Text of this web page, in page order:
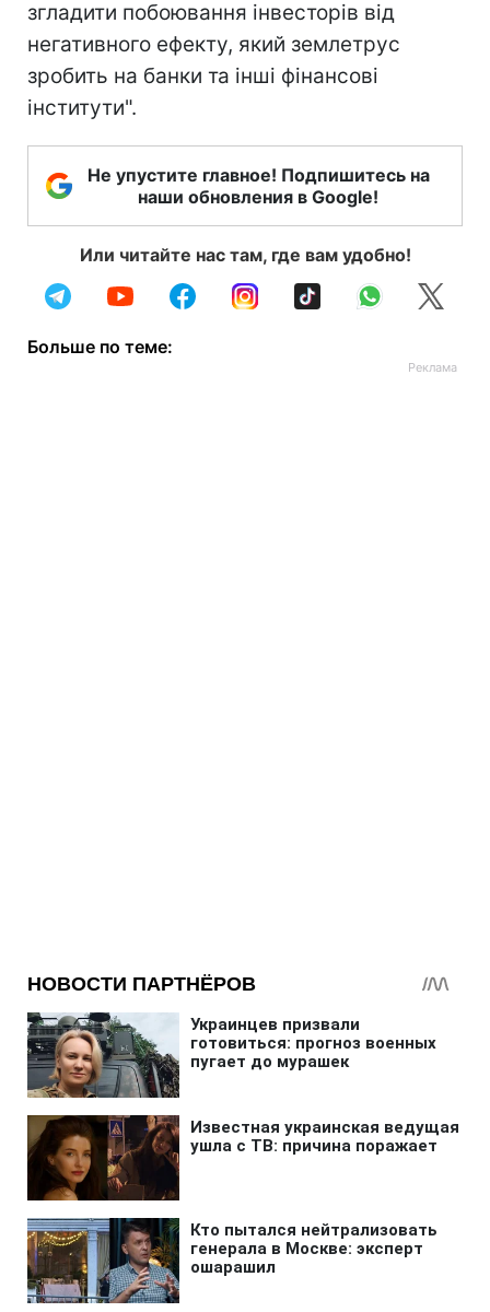
згладити побоювання інвесторів від
негативного ефекту, який землетрус
зробить на банки та інші фінансові
інститути".
Не упустите главное! Подпишитесь на
наши обновления в Google!
Или читайте нас там, где вам удобно!
Больше по теме: